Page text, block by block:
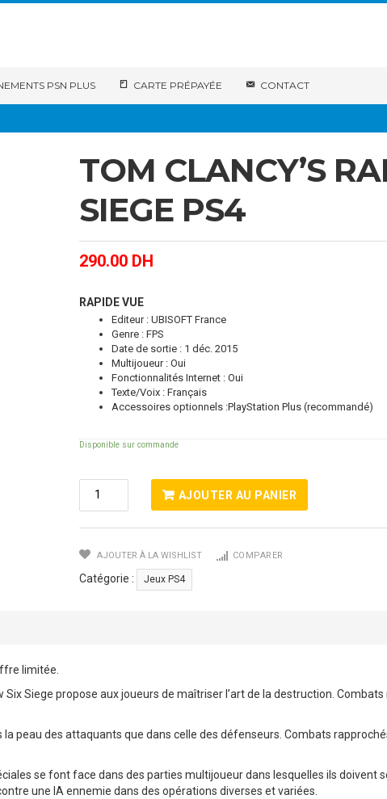
PSN PLUS CARTE PRÉPAYÉE CONTACT
TOM CLANCY’S
SIEGE PS4
290.00 DH
RAPIDE VUE
Editeur : UBISOFT France
Genre : FPS
Date de sortie : 1 déc. 2015
Multijoueur : Oui
Fonctionnalités Internet : Oui
Texte/Voix : Français
Accessoires optionnels :PlayStation Plus (recommandé)
Disponible sur commande
Quantité
De
TOM
RAINBOW
SIX
AJOUTER AU PANIER
AJOUTER À LA WISHLIST COMPARER
Catégorie : Jeux PS4
limitée.
Siege propose aux joueurs de maîtriser l’art de la destruction.
la peau des attaquants que dans celle des défenseurs. Combats
se font face dans des parties multijoueur dans lesquelles ils doivent
une IA ennemie dans des opérations diverses et variées.